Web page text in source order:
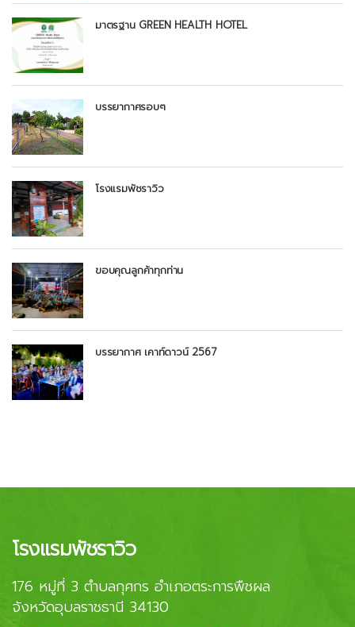
มาตรฐาน GREEN HEALTH HOTEL
บรรยากาศรอบๆ
โรงแรมพัชราวิว
ขอบคุณลูกค้าทุกท่าน
บรรยากาศ เคาท์ดาวน์ 2567
โรงแรมพัชราวิว
176 หมู่ที่ 3 ตำบลกุศกร อำเภอตระการพืชผล
จังหวัดอุบลราชธานี 34130